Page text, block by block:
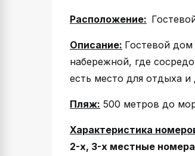
Расположение:
Описание: Гостевой
набережной, где
есть место для отдыха
Пляж: 500 метров до
Характеристика
2-х, 3-х местные